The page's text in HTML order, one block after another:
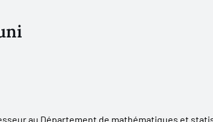
au Département de mathématiques et